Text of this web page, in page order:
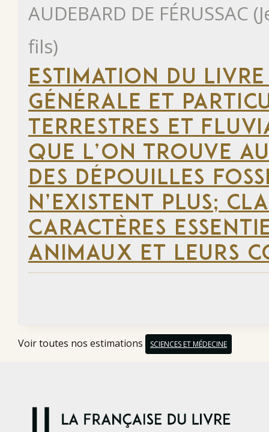
AUDEBARD DE
fils)
ESTIMATION DU
GÉNÉRALE ET
TERRESTRES ET
QUE L’ON TROUVE
DES DÉPOUILLES
N’EXISTENT PLUS;
CARACTÈRES
ANIMAUX ET LEURS
Voir toutes nos estimations SCIENCES ET MÉDECINE